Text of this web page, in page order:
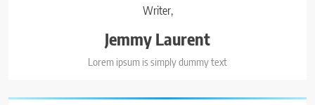
Writer,
Jemmy Laurent
Lorem ipsum is simply dummy text